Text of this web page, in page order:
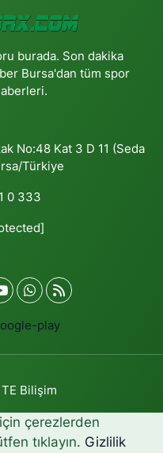
burada. Son dakika
Bursa'dan tüm spor
No:48 Kat 3 D 11 (Seda
Türkiye
0 333
TE Bilişim
çerezlerden
tıklayın. Gizlilik